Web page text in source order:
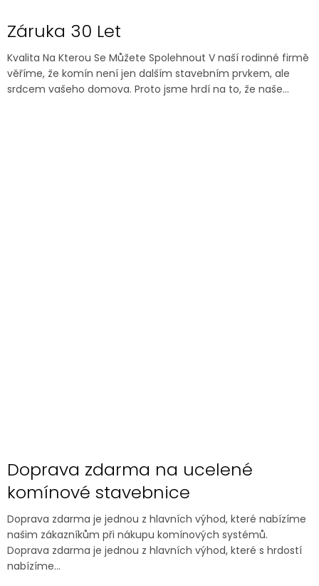
Záruka 30 Let
Kvalita Na Kterou Se Můžete Spolehnout V naší rodinné firmě
věříme, že komín není jen dalším stavebním prvkem, ale
srdcem vašeho domova. Proto jsme hrdí na to, že naše...
Doprava zdarma na ucelené
komínové stavebnice
Doprava zdarma je jednou z hlavních výhod, které nabízíme
našim zákazníkům při nákupu komínových systémů.
Doprava zdarma je jednou z hlavních výhod, které s hrdostí
nabízíme...